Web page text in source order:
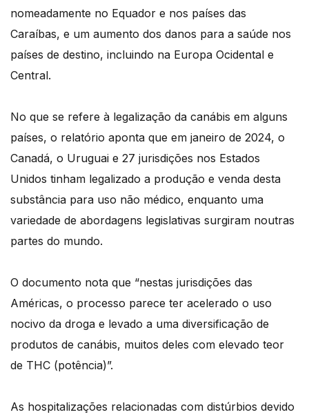
nomeadamente no Equador e nos países das
Caraíbas, e um aumento dos danos para a saúde nos
países de destino, incluindo na Europa Ocidental e
Central.
No que se refere à legalização da canábis em alguns
países, o relatório aponta que em janeiro de 2024, o
Canadá, o Uruguai e 27 jurisdições nos Estados
Unidos tinham legalizado a produção e venda desta
substância para uso não médico, enquanto uma
variedade de abordagens legislativas surgiram noutras
partes do mundo.
O documento nota que “nestas jurisdições das
Américas, o processo parece ter acelerado o uso
nocivo da droga e levado a uma diversificação de
produtos de canábis, muitos deles com elevado teor
de THC (potência)”.
As hospitalizações relacionadas com distúrbios devido